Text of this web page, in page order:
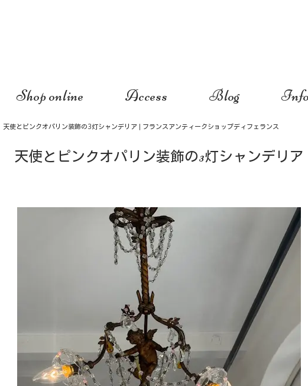
Shop online Access Blog
天使とピンクオパリン装飾の3灯シャンデリア | フランスアンティークショップディフェランス
天使とピンクオパリン装飾の3灯シャンデリア